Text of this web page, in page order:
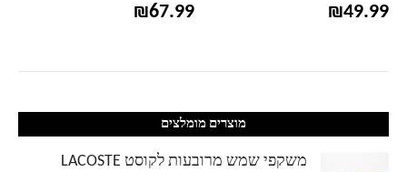
₪49.99
₪67.99
מוצרים מומלצים
משקפי שמש מרובעות לקוסט LACOSTE